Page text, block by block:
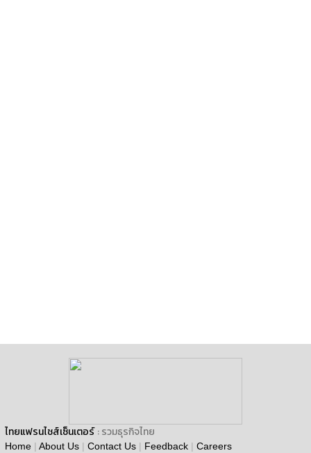
ไทยแฟรนไชส์เซ็นเตอร์ : รวมธุรกิจไทย
Home | About Us | Contact Us | Feedback | Careers